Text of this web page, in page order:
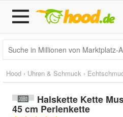
Hood › Uhren & Schmuck ›
Halskette Kette
45 cm Perlenkette